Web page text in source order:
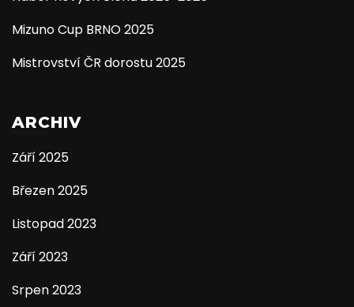
Mizuno Cup BRNO 2025
Mistrovství ČR dorostu 2025
ARCHIV
Září 2025
Březen 2025
Listopad 2023
Září 2023
Srpen 2023